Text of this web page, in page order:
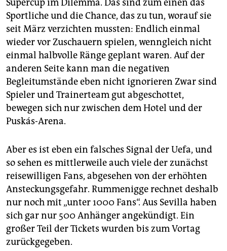
Supercup im Dilemma. Das sind zum einen das
Sportliche und die Chance, das zu tun, worauf sie
seit März verzichten mussten: Endlich einmal
wieder vor Zuschauern spielen, wenngleich nicht
einmal halbvolle Ränge geplant waren. Auf der
anderen Seite kann man die negativen
Begleitumstände eben nicht ignorieren Zwar sind
Spieler und Trainerteam gut abgeschottet,
bewegen sich nur zwischen dem Hotel und der
Puskás-Arena.
Aber es ist eben ein falsches Signal der Uefa, und
so sehen es mittlerweile auch viele der zunächst
reisewilligen Fans, abgesehen von der erhöhten
Ansteckungsgefahr. Rummenigge rechnet deshalb
nur noch mit „unter 1000 Fans“. Aus Sevilla haben
sich gar nur 500 Anhänger angekündigt. Ein
großer Teil der Tickets wurden bis zum Vortag
zurückgegeben.